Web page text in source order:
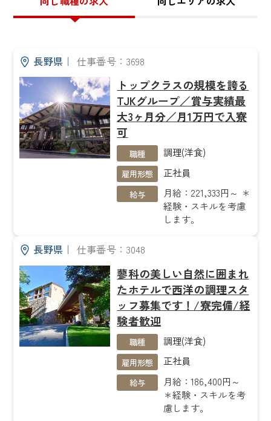
長野県｜ 仕事番号：3698
トップクラスの規模を誇る
TJKグループ／賞与実績最
大3ヶ月分／月1万円で入寮
可
職種 調理(洋食)
雇用形態 正社員
給与
月給：221,333円～ ＊
経験・スキルを考慮
します。
長野県｜ 仕事番号：3048
蓼科の美しい自然に囲まれ
たホテルで西洋の調理スタ
ッフ募集です！/寮完備/経
験者歓迎
職種 調理(洋食)
雇用形態 正社員
給与
月給：186,400円～
＊経験・スキルを考
慮します。